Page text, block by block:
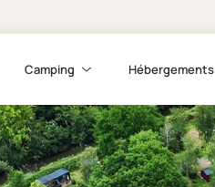
Camping Hébergements